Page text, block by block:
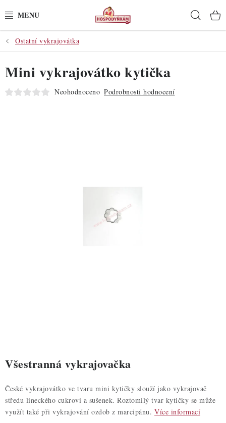
na
POTŘEBY
POMŮCKY
SUROVINY
ZNAČKY
Nepřevzetí zásilky na dobírku
Obchodní podmínky
Hodnocení obchodu
Blog
Moje objednávka
Podmínky ochrany osobních údajů
Ostatní vykrajovátka
Všestranná vykrajovačka
České vykrajovátko ve tvaru mini kytičky slouží jako vykrajovač
středu lineckého cukroví a sušenek. Roztomilý tvar kytičky se může
využít také při vykrajování ozdob z marcipánu. Více informací
Mini vykrajovátko kytička
Neohodnoceno Podrobnosti hodnocení